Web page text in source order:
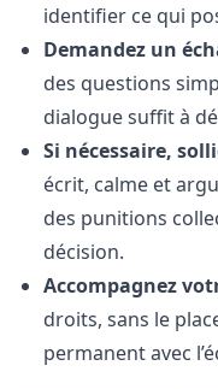
identifier ce qui
Demandez un
des questions
dialogue suffit à
Si nécessaire,
écrit, calme et
des punitions
décision.
Accompagnez
droits, sans le
permanent avec